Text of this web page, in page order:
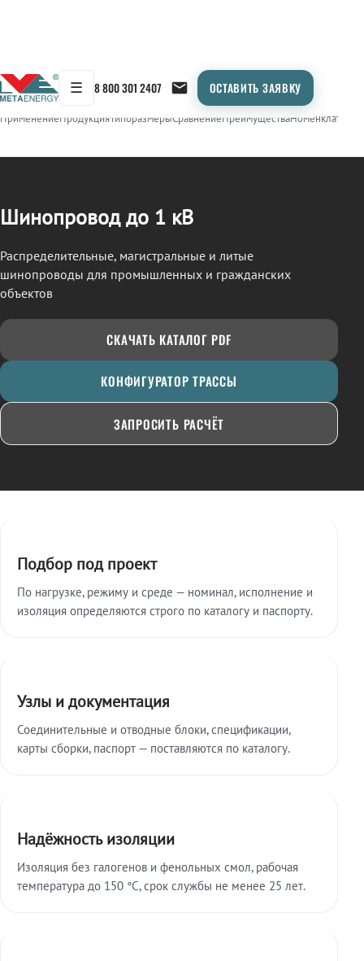
☰ 8 800 301 2407 ОСТАВИТЬ ЗАЯВКУ
← Продукция/ШИНОПРОВОД
ПрименениеПродукцияТипоразмерыСравнениеПреимуществаНоменклатура
Шинопровод до 1 кВ
Распределительные, магистральные и литые
шинопроводы для промышленных и гражданских
объектов
СКАЧАТЬ КАТАЛОГ PDF
КОНФИГУРАТОР ТРАССЫ
ЗАПРОСИТЬ РАСЧЁТ
Подбор под проект
По нагрузке, режиму и среде — номинал, исполнение и
изоляция определяются строго по каталогу и паспорту.
Узлы и документация
Соединительные и отводные блоки, спецификации,
карты сборки, паспорт — поставляются по каталогу.
Надёжность изоляции
Изоляция без галогенов и фенольных смол, рабочая
температура до 150 °C, срок службы не менее 25 лет.